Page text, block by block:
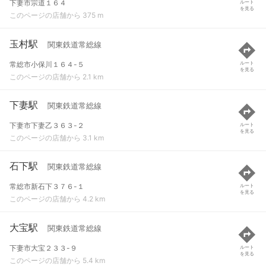
下妻市宗道１６４
このページの店舗から 375 m
ルート
を見る
玉村駅 関東鉄道常総線
常総市小保川１６４-５
このページの店舗から 2.1 km
ルート
を見る
下妻駅 関東鉄道常総線
下妻市下妻乙３６３-２
このページの店舗から 3.1 km
ルート
を見る
石下駅 関東鉄道常総線
常総市新石下３７６-１
このページの店舗から 4.2 km
ルート
を見る
大宝駅 関東鉄道常総線
下妻市大宝２３３-９
このページの店舗から 5.4 km
ルート
を見る